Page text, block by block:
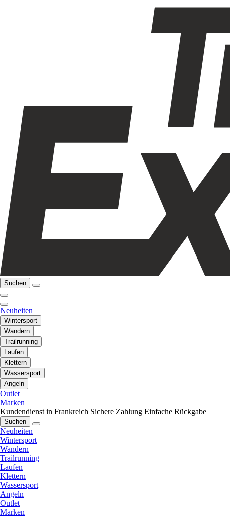
Suchen
Neuheiten
Wintersport
Wandern
Trailrunning
Laufen
Klettern
Wassersport
Angeln
Outlet
Marken
Kundendienst in Frankreich Sichere Zahlung Einfache Rückgabe
Suchen
Neuheiten
Wintersport
Wandern
Trailrunning
Laufen
Klettern
Wassersport
Angeln
Outlet
Marken